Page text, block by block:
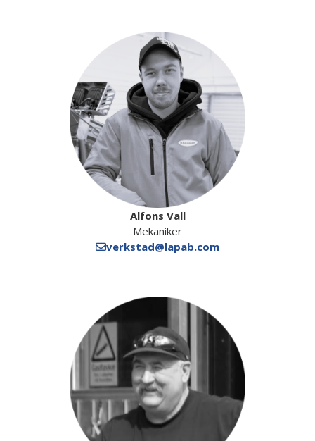
Alfons Vall
Mekaniker
verkstad@lapab.com